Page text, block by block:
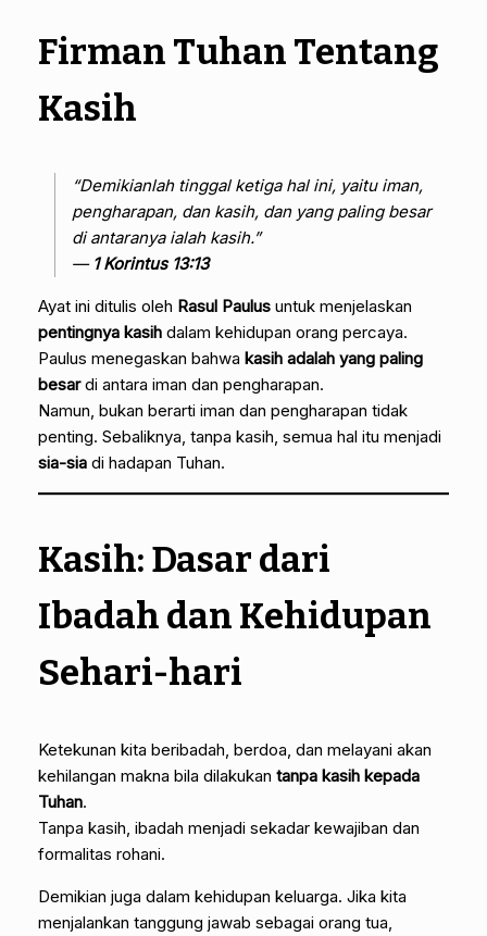
Firman Tuhan Tentang
Kasih
“Demikianlah tinggal ketiga hal ini, yaitu iman,
pengharapan, dan kasih, dan yang paling besar
di antaranya ialah kasih.”
— 1 Korintus 13:13
Ayat ini ditulis oleh Rasul Paulus untuk menjelaskan
pentingnya kasih dalam kehidupan orang percaya.
Paulus menegaskan bahwa kasih adalah yang paling
besardi antara iman dan pengharapan.
Namun, bukan berarti iman dan pengharapan tidak
penting. Sebaliknya, tanpa kasih, semua hal itu menjadi
sia-sia di hadapan Tuhan.
Kasih: Dasar dari
Ibadah dan Kehidupan
Sehari-hari
Ketekunan kita beribadah, berdoa, dan melayani akan
kehilangan makna bila dilakukan tanpa kasih kepada
Tuhan.
Tanpa kasih, ibadah menjadi sekadar kewajiban dan
formalitas rohani.
Demikian juga dalam kehidupan keluarga. Jika kita
menjalankan tanggung jawab sebagai orang tua,